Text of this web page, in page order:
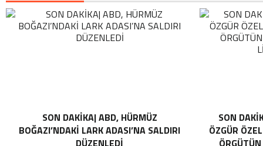
SON DAKİKA| ABD, HÜRMÜZ
BOĞAZI’NDAKI LARK ADASI’NA SALDIRI
DÜZENLEDI
SON
ÖZGÜR